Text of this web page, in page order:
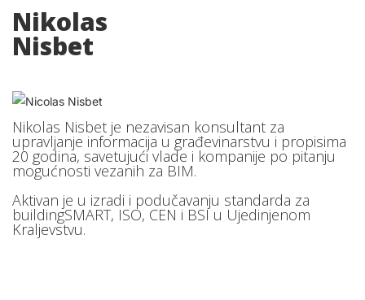
Nikolas
Nisbet
Nikolas Nisbet je nezavisan konsultant za
upravljanje informacija u građevinarstvu i propisima
20 godina, savetujući vlade i kompanije po pitanju
mogućnosti vezanih za BIM.
Aktivan je u izradi i podučavanju standarda za
buildingSMART, ISO, CEN i BSI u Ujedinjenom
Kraljevstvu.